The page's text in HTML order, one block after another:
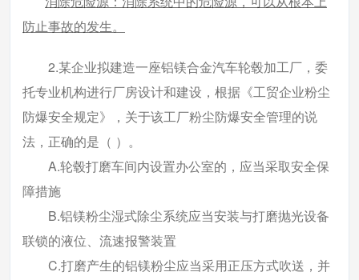
防止事故的发生。
2.某企业拟建造一座铝镁合金汽车轮毂加工厂，委
托专业机构进行厂房设计和建设，根据《工贸企业粉尘
防爆安全规定》，关于该工厂粉尘防爆安全管理的说
法，正确的是（ ）。
A.轮毂打磨车间内设置办公室的，应当采取安全保
障措施
B.铝镁粉尘湿式除尘系统应当安装与打磨抛光设备
联锁的液位、流速报警装置
C.打磨产生的铝镁粉尘应当采用正压方式吹送，并